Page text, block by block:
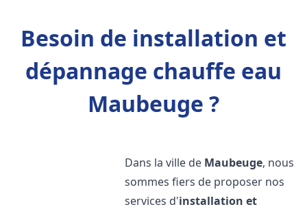
Besoin de installation et
dépannage chauffe eau
Maubeuge ?
Dans la ville de Maubeuge, nous
sommes fiers de proposer nos
services d'installation et